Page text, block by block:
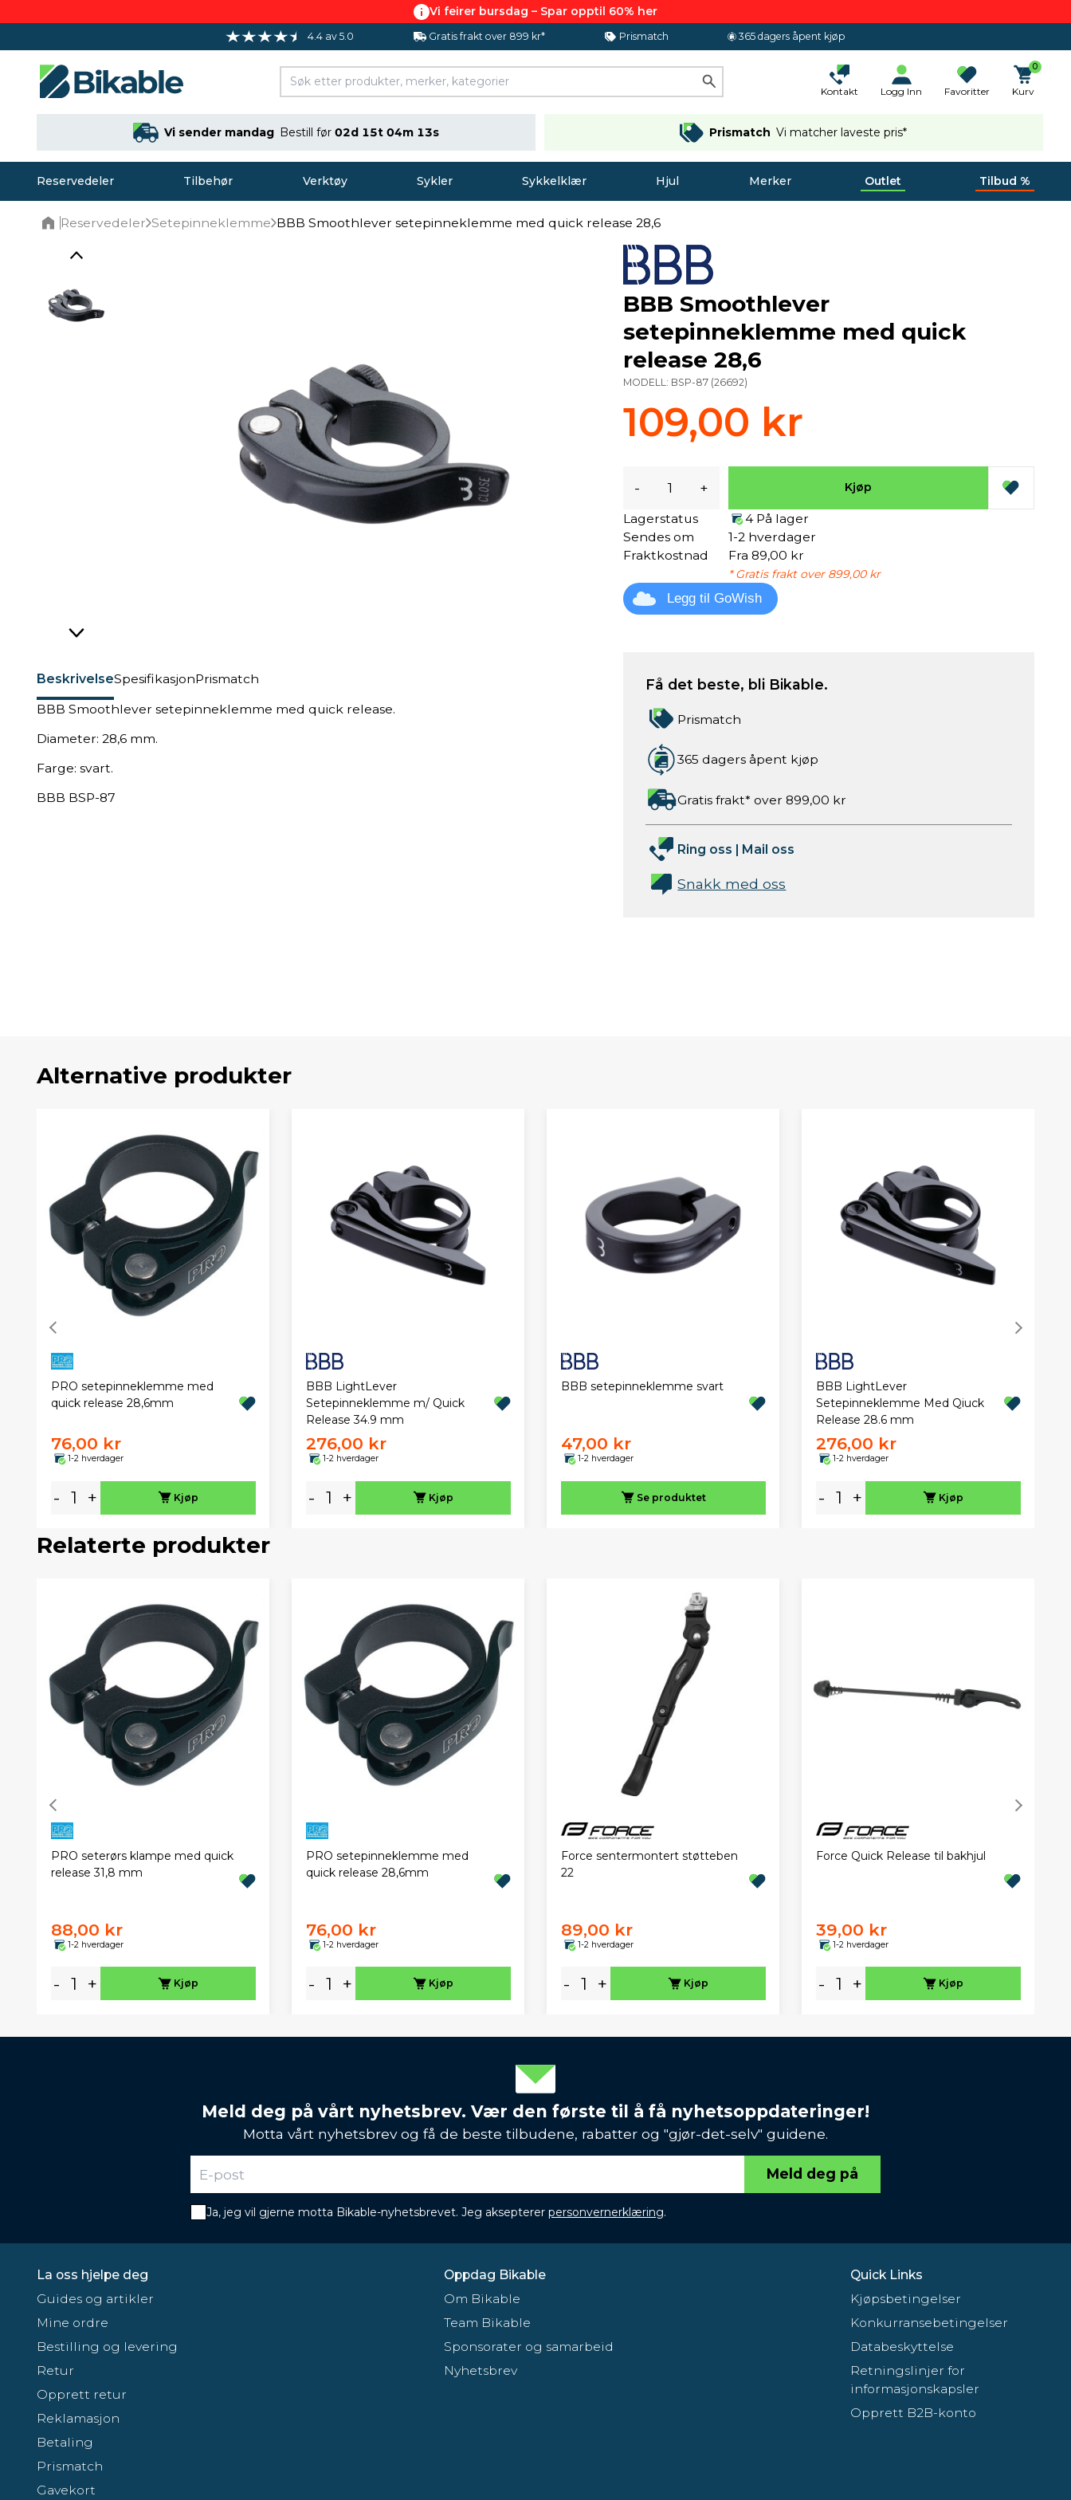
Vi feirer bursdag – Spar opptil 60% her
4.4 av 5.0 Gratis frakt over 899 kr* Prismatch 365 dagers åpent kjøp
Kontakt Logg Inn Favoritter
0
Kurv
Vi sender mandag Bestill før02d 15t 04m 12s Prismatch Vi matcher laveste pris*
Reservedeler Tilbehør Verktøy Sykler Sykkelklær Hjul Merker Outlet Tilbud %
Reservedeler Setepinneklemme BBB Smoothlever setepinneklemme med quick release 28,6
BeskrivelseSpesifikasjonPrismatch
BBB Smoothlever setepinneklemme med quick release.
Diameter: 28,6 mm.
Farge: svart.
BBB ​BSP-87
BBB Smoothlever
setepinneklemme med quick
release 28,6
MODELL: BSP-87 (26692)
109,00 kr
- + Kjøp
Lagerstatus
4 På lager
Sendes om
1-2 hverdager
Fraktkostnad
Fra 89,00 kr
* Gratis frakt over 899,00 kr
Legg til GoWish
Få det beste, bli Bikable.
Prismatch
365 dagers åpent kjøp
Gratis frakt* over 899,00 kr
Ring oss | Mail oss
Snakk med oss
Alternative produkter
PRO setepinneklemme med
quick release 28,6mm
76,00 kr
1-2 hverdager
- + Kjøp
BBB LightLever
Setepinneklemme m/ Quick
Release 34.9 mm
276,00 kr
1-2 hverdager
- + Kjøp
BBB setepinneklemme svart
47,00 kr
1-2 hverdager
Se produktet
BBB LightLever
Setepinneklemme Med Qiuck
Release 28.6 mm
276,00 kr
1-2 hverdager
- + Kjøp
Relaterte produkter
PRO seterørs klampe med quick
release 31,8 mm
88,00 kr
1-2 hverdager
- + Kjøp
PRO setepinneklemme med
quick release 28,6mm
76,00 kr
1-2 hverdager
- + Kjøp
Force sentermontert støtteben
22
89,00 kr
1-2 hverdager
- + Kjøp
Force Quick Release til bakhjul
39,00 kr
1-2 hverdager
- + Kjøp
Meld deg på vårt nyhetsbrev. Vær den første til å få nyhetsoppdateringer!
Motta vårt nyhetsbrev og få de beste tilbudene, rabatter og "gjør-det-selv" guidene.
Meld deg på
Ja, jeg vil gjerne motta Bikable-nyhetsbrevet. Jeg aksepterer personvernerklæring.
La oss hjelpe deg
Guides og artikler
Mine ordre
Bestilling og levering
Retur
Opprett retur
Reklamasjon
Betaling
Prismatch
Gavekort
Oppdag Bikable
Om Bikable
Team Bikable
Sponsorater og samarbeid
Nyhetsbrev
Quick Links
Kjøpsbetingelser
Konkurransebetingelser
Databeskyttelse
Retningslinjer for
informasjonskapsler
Opprett B2B-konto